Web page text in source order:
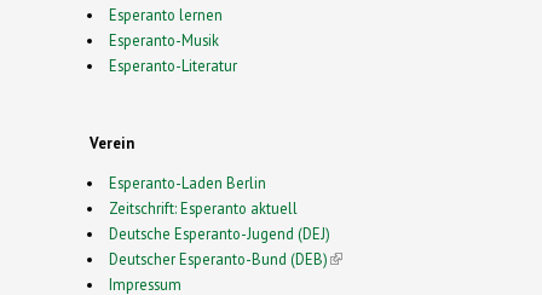
Esperanto lernen
Esperanto-Musik
Esperanto-Literatur
Verein
Esperanto-Laden Berlin
Zeitschrift: Esperanto aktuell
Deutsche Esperanto-Jugend (DEJ)
Deutscher Esperanto-Bund (DEB)(link is external)
Impressum